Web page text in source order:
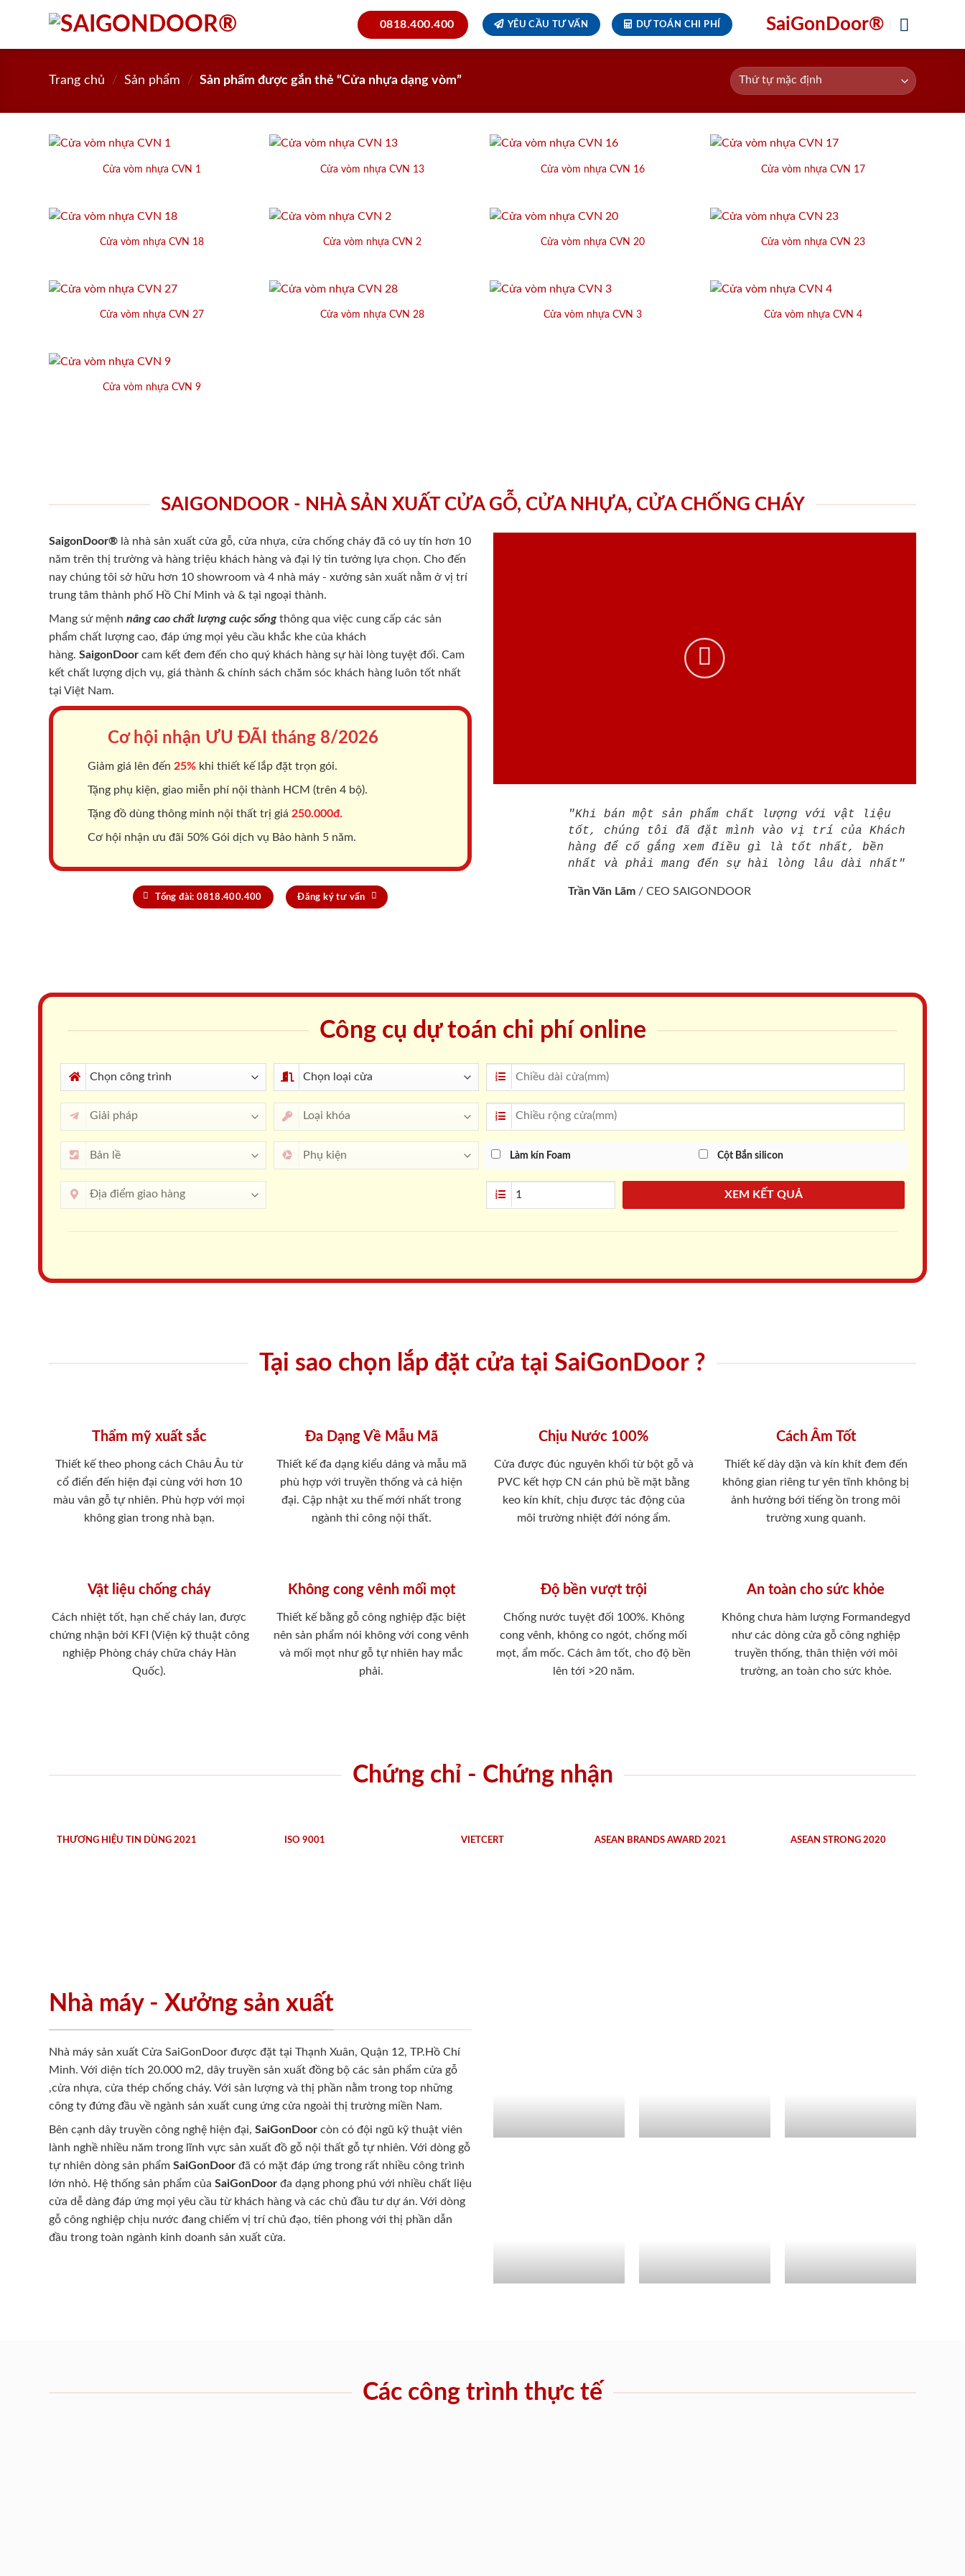
0818.400.400 YÊU CẦU TƯ VẤN DỰ TOÁN CHI PHÍ SaiGonDoor®
Trang chủ / Sản phẩm / Sản phẩm được gắn thẻ “Cửa nhựa dạng vòm”
Cửa vòm nhựa CVN 1 Cửa vòm nhựa CVN 13 Cửa vòm nhựa CVN 16 Cửa vòm nhựa CVN 17
Cửa vòm nhựa CVN 18 Cửa vòm nhựa CVN 2 Cửa vòm nhựa CVN 20 Cửa vòm nhựa CVN 23
Cửa vòm nhựa CVN 27 Cửa vòm nhựa CVN 28 Cửa vòm nhựa CVN 3 Cửa vòm nhựa CVN 4
Cửa vòm nhựa CVN 9
SAIGONDOOR - NHÀ SẢN XUẤT CỬA GỖ, CỬA NHỰA, CỬA CHỐNG CHÁY
SaigonDoor® là nhà sản xuất cửa gỗ, cửa nhựa, cửa chống cháy đã có uy tín hơn 10
năm trên thị trường và hàng triệu khách hàng và đại lý tin tưởng lựa chọn. Cho đến
nay chúng tôi sở hữu hơn 10 showroom và 4 nhà máy - xưởng sản xuất nằm ở vị trí
trung tâm thành phố Hồ Chí Minh và & tại ngoại thành.
Mang sứ mệnh nâng cao chất lượng cuộc sốngthông qua việc cung cấp các sản
phẩm chất lượng cao, đáp ứng mọi yêu cầu khắc khe của khách
hàng. SaigonDoor cam kết đem đến cho quý khách hàng sự hài lòng tuyệt đối. Cam
kết chất lượng dịch vụ, giá thành & chính sách chăm sóc khách hàng luôn tốt nhất
tại Việt Nam.
Cơ hội nhận ƯU ĐÃI tháng 8/2026
Giảm giá lên đến 25% khi thiết kế lắp đặt trọn gói.
Tặng phụ kiện, giao miễn phí nội thành HCM (trên 4 bộ).
Tặng đồ dùng thông minh nội thất trị giá 250.000đ.
Cơ hội nhận ưu đãi 50% Gói dịch vụ Bảo hành 5 năm.
Tổng đài: 0818.400.400 Đăng ký tư vấn
"Khi bán một sản phẩm chất lượng với vật liệu
tốt, chúng tôi đã đặt mình vào vị trí của Khách
hàng để cố gắng xem điều gì là tốt nhất, bền
nhất và phải mang đến sự hài lòng lâu dài nhất"
Trần Văn Lãm / CEO SAIGONDOOR
Công cụ dự toán chi phí online
Làm kín Foam Cột Bắn silicon
XEM KẾT QUẢ
Tại sao chọn lắp đặt cửa tại SaiGonDoor ?
Thẩm mỹ xuất sắc
Thiết kế theo phong cách Châu Âu từ
cổ điển đến hiện đại cùng với hơn 10
màu vân gỗ tự nhiên. Phù hợp với mọi
không gian trong nhà bạn.
Đa Dạng Về Mẫu Mã
Thiết kế đa dạng kiểu dáng và mẫu mã
phù hợp với truyền thống và cả hiện
đại. Cập nhật xu thế mới nhất trong
ngành thi công nội thất.
Chịu Nước 100%
Cửa được đúc nguyên khối từ bột gỗ và
PVC kết hợp CN cán phủ bề mặt bằng
keo kín khít, chịu được tác động của
môi trường nhiệt đới nóng ẩm.
Cách Âm Tốt
Thiết kế dày dặn và kín khít đem đến
không gian riêng tư yên tĩnh không bị
ảnh hưởng bới tiếng ồn trong môi
trường xung quanh.
Vật liệu chống cháy
Cách nhiệt tốt, hạn chế cháy lan, được
chứng nhận bởi KFI (Viện kỹ thuật công
nghiệp Phòng cháy chữa cháy Hàn
Quốc).
Không cong vênh mối mọt
Thiết kế bằng gỗ công nghiệp đặc biệt
nên sản phẩm nói không với cong vênh
và mối mọt như gỗ tự nhiên hay mắc
phải.
Độ bền vượt trội
Chống nước tuyệt đối 100%. Không
cong vênh, không co ngót, chống mối
mọt, ẩm mốc. Cách âm tốt, cho độ bền
lên tới >20 năm.
An toàn cho sức khỏe
Không chưa hàm lượng Formandegyd
như các dòng cửa gỗ công nghiệp
truyền thống, thân thiện với môi
trường, an toàn cho sức khỏe.
Chứng chỉ - Chứng nhận
THƯƠNG HIỆU TIN DÙNG 2021 ISO 9001 VIETCERT ASEAN BRANDS AWARD 2021 ASEAN STRONG 2020
Nhà máy - Xưởng sản xuất
Nhà máy sản xuất Cửa SaiGonDoor được đặt tại Thạnh Xuân, Quận 12, TP.Hồ Chí
Minh. Với diện tích 20.000 m2, dây truyền sản xuất đồng bộ các sản phẩm cửa gỗ
,cửa nhựa, cửa thép chống cháy. Với sản lượng và thị phần nằm trong top những
công ty đứng đầu về ngành sản xuất cung ứng cửa ngoài thị trường miền Nam.
Bên cạnh dây truyền công nghệ hiện đại, SaiGonDoor còn có đội ngũ kỹ thuật viên
lành nghề nhiều năm trong lĩnh vực sản xuất đồ gỗ nội thất gỗ tự nhiên. Với dòng gỗ
tự nhiên dòng sản phẩm SaiGonDoor đã có mặt đáp ứng trong rất nhiều công trình
lớn nhỏ. Hệ thống sản phẩm của SaiGonDoor đa dạng phong phú với nhiều chất liệu
cửa dễ dàng đáp ứng mọi yêu cầu từ khách hàng và các chủ đầu tư dự án. Với dòng
gỗ công nghiệp chịu nước đang chiếm vị trí chủ đạo, tiên phong với thị phần dẫn
đầu trong toàn ngành kinh doanh sản xuất cửa.
Các công trình thực tế